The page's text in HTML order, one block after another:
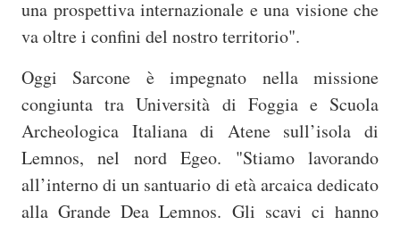
una prospettiva internazionale e una visione che
va oltre i confini del nostro territorio".
Oggi Sarcone è impegnato nella missione
congiunta tra Università di Foggia e Scuola
Archeologica Italiana di Atene sull’isola di
Lemnos, nel nord Egeo. "Stiamo lavorando
all’interno di un santuario di età arcaica dedicato
alla Grande Dea Lemnos. Gli scavi ci hanno